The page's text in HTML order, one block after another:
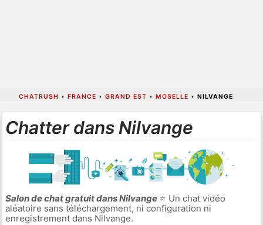
CHATRUSH • FRANCE • GRAND EST • MOSELLE • NILVANGE
Chatter dans Nilvange
Salon de chat gratuit dans Nilvange⭐ Un chat vidéo
aléatoire sans téléchargement, ni configuration ni
enregistrement dans Nilvange.